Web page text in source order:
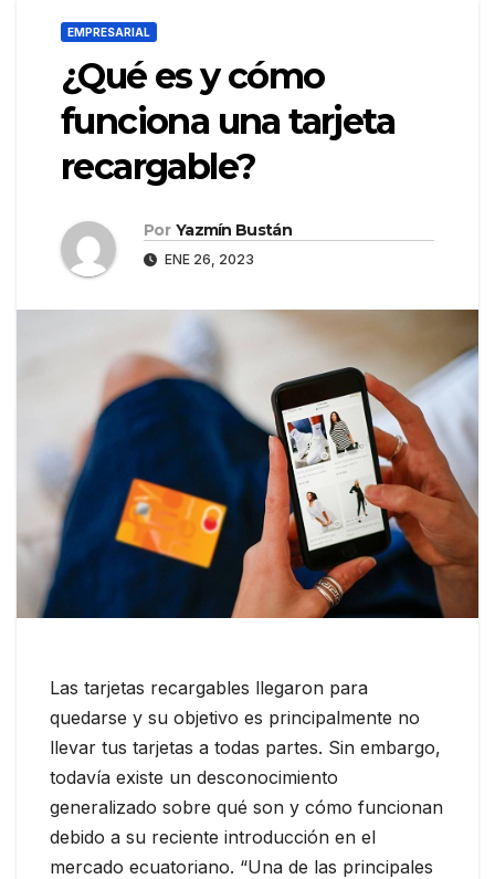
EMPRESARIAL
¿Qué es y cómo
funciona una tarjeta
recargable?
Por Yazmín Bustán
ENE 26, 2023
Las tarjetas recargables llegaron para
quedarse y su objetivo es principalmente no
llevar tus tarjetas a todas partes. Sin embargo,
todavía existe un desconocimiento
generalizado sobre qué son y cómo funcionan
debido a su reciente introducción en el
mercado ecuatoriano. “Una de las principales